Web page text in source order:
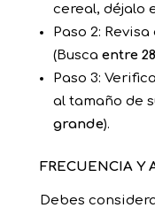
cereal, déjalo
Paso 2:
(Busca entre
Paso 3:
al tamaño de
grande).
FRECUENCIA Y
Debes